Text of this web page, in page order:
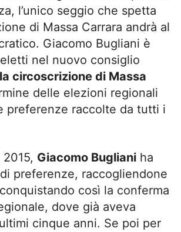
l’unico seggio che spetta
di Massa Carrara andrà al
Giacomo Bugliani è
nel nuovo consiglio
circoscrizione di Massa
delle elezioni regionali
preferenze raccolte da tutti i
Giacomo Bugliani ha
preferenze, raccogliendone
così la conferma
dove già aveva
cinque anni. Se poi per